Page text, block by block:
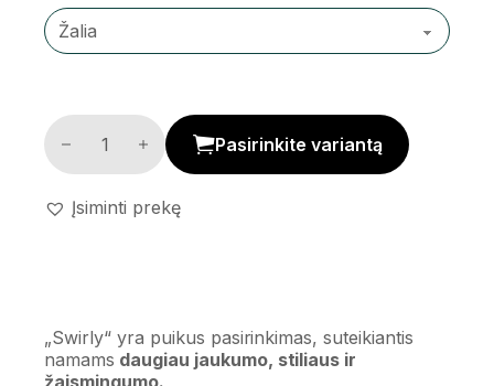
Universalus indas 'Swirly' kiekis
Pasirinkite variantą
Įsiminti prekę
„Swirly“ yra puikus pasirinkimas, suteikiantis
namams daugiau jaukumo, stiliaus ir